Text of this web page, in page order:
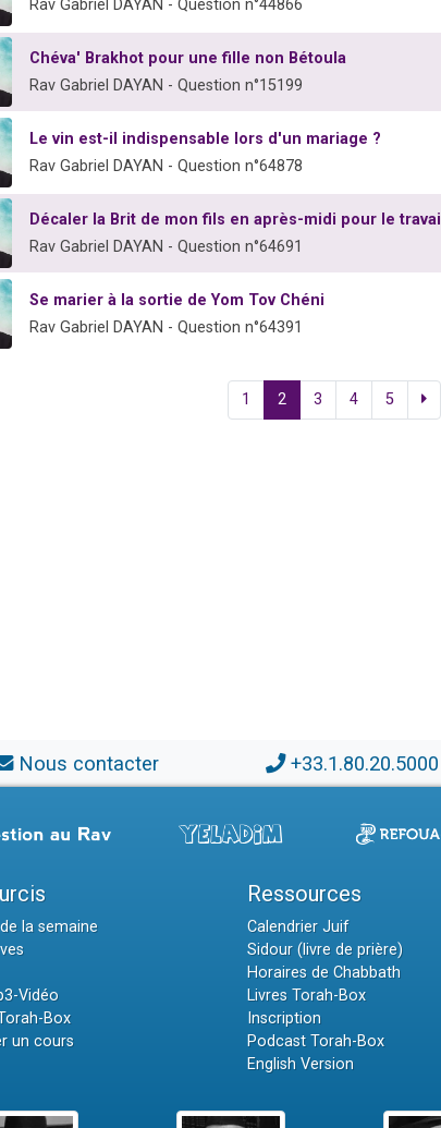
Rav Gabriel DAYAN - Question n°44866
Chéva' Brakhot pour une fille non Bétoula
Rav Gabriel DAYAN - Question n°15199
Le vin est-il indispensable lors d'un mariage ?
Rav Gabriel DAYAN - Question n°64878
Décaler la Brit de mon fils en après-midi pour le travail
Rav Gabriel DAYAN - Question n°64691
Se marier à la sortie de Yom Tov Chéni
Rav Gabriel DAYAN - Question n°64391
1 2 3 4 5
Nous contacter +33.1.80.20.5000
la semaine
Vidéo
Box
un cours
Ressources
Calendrier Juif
Sidour (livre de prière)
Horaires de Chabbath
Livres Torah-Box
Inscription
Podcast Torah-Box
English Version